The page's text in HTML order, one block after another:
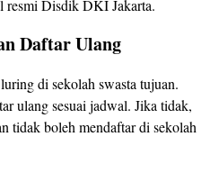
resmi Disdik DKI Jakarta.
Daftar Ulang
di sekolah swasta tujuan.
ulang sesuai jadwal. Jika tidak,
tidak boleh mendaftar di sekolah